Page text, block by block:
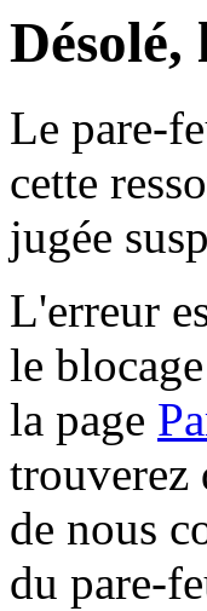
Désolé,
Le pare-
cette
jugée
L'erreur
le
la page
trouverez
de nous
du pare-